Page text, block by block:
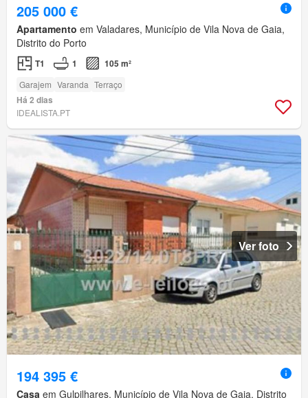
205 000 €
Apartamento em Valadares, Município de Vila Nova de Gaia,
Distrito do Porto
T1 1 105 m²
Garajem Varanda Terraço
Há 2 dias
IDEALISTA.PT
Ver foto
194 395 €
Casa em Gulpilhares, Município de Vila Nova de Gaia, Distrito